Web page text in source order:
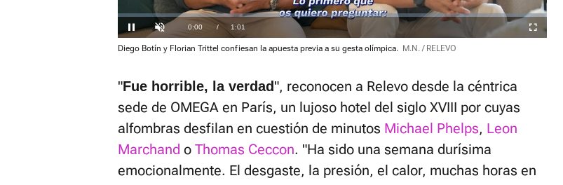
Pausa Unmute Current
Time
0:01 / Duration
1:01
Loaded:
9.59%
Fullscreen
Diego Botín y Florian Trittel confiesan la apuesta previa a su gesta olímpica. M.N. / RELEVO
"Fue horrible, la verdad ", reconocen a Relevo desde la céntrica
sede de OMEGA en París, un lujoso hotel del siglo XVIII por cuyas
alfombras desfilan en cuestión de minutos Michael Phelps, Leon
Marchand o Thomas Ceccon. "Ha sido una semana durísima
emocionalmente. El desgaste, la presión, el calor, muchas horas en